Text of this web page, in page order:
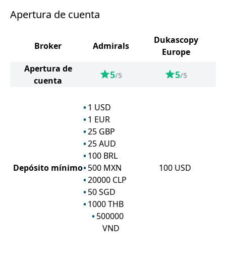
Apertura de cuenta
Broker Admirals
Dukascopy
Europe
Apertura de
cuenta
5/5 5/5
Depósito mínimo
1 USD
1 EUR
25 GBP
25AUD
100 BRL
500 MXN
20000 CLP
50SGD
1000THB
500000
VND
100 USD